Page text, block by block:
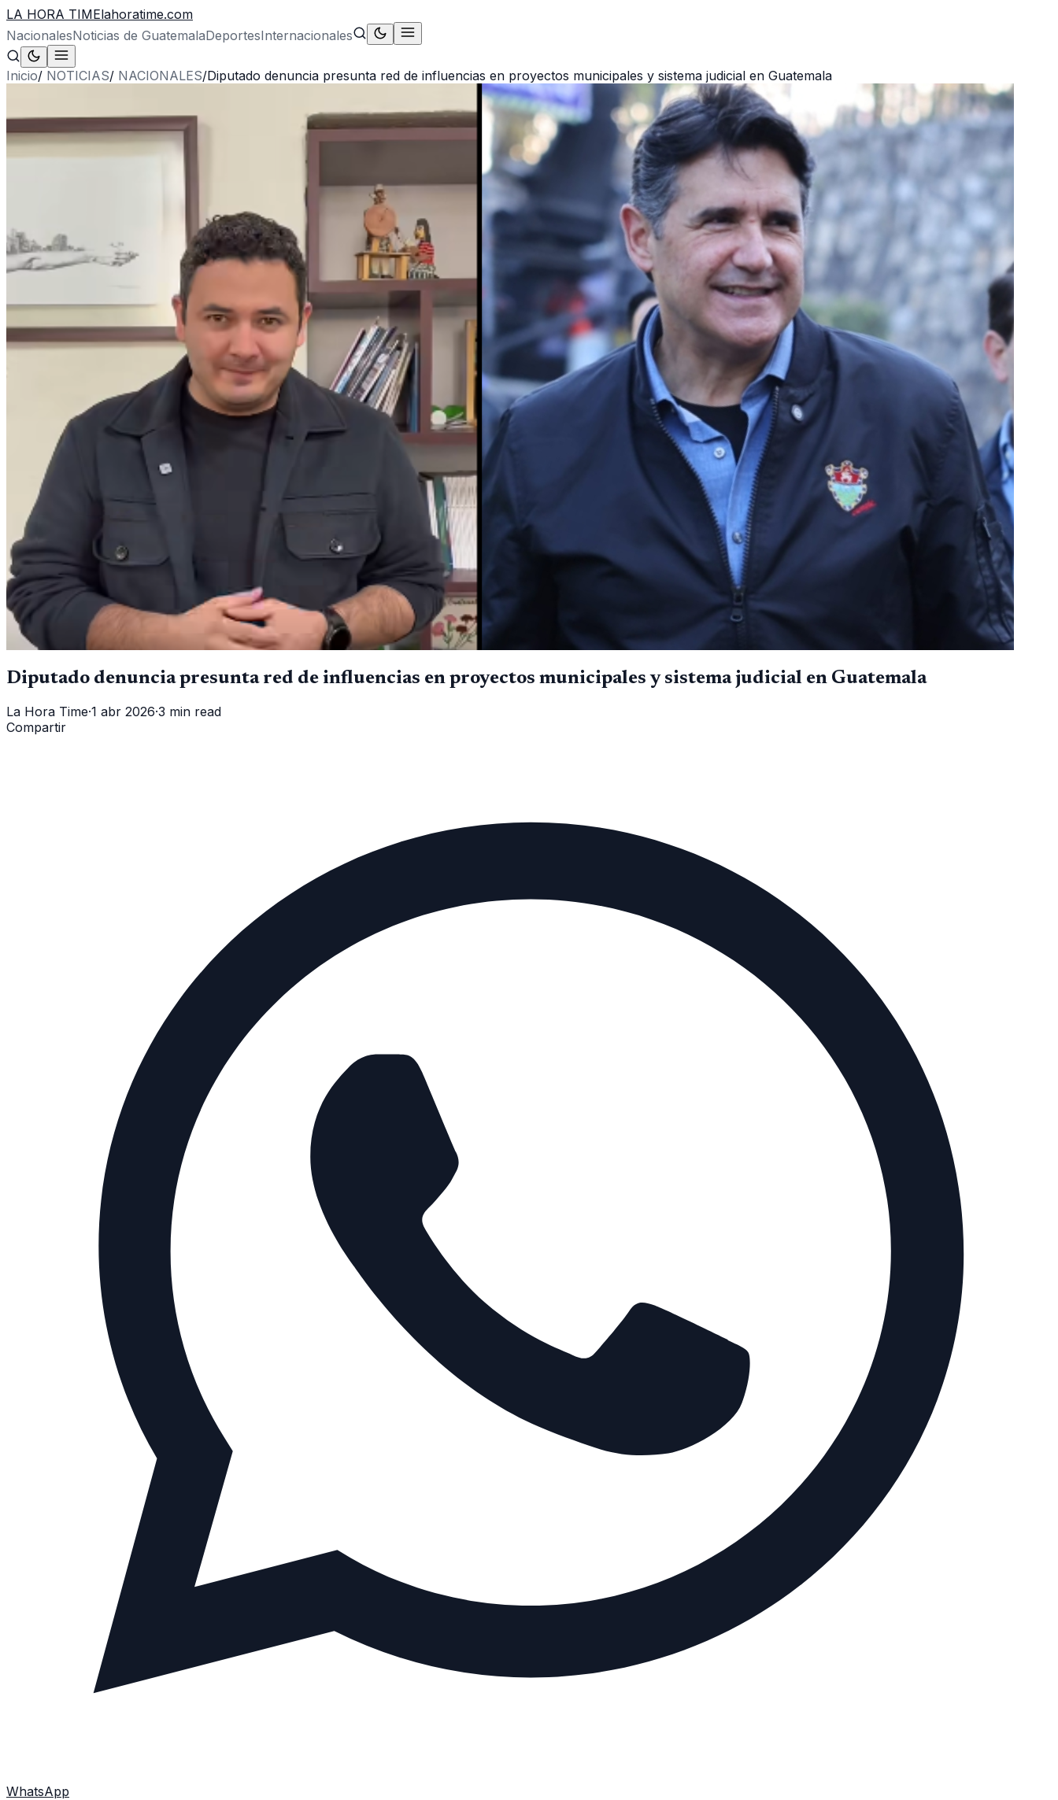
LA HORA TIMElahoratime.com
NacionalesNoticias de GuatemalaDeportesInternacionales
Inicio/ NOTICIAS/ NACIONALES/Diputado denuncia presunta red de influencias en proyectos municipales y sistema judicial en Guatemala
Diputado denuncia presunta red de influencias en proyectos municipales y sistema judicial en Guatemala
La Hora Time·1 abr 2026·3 min read
Compartir
WhatsApp